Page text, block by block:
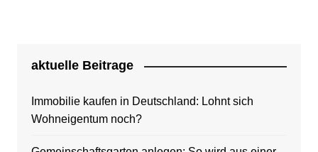
aktuelle Beitrage
Immobilie kaufen in Deutschland: Lohnt sich
Wohneigentum noch?